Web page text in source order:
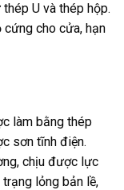
U và thép hộp.
cho cửa, hạn
làm bằng thép
sơn tĩnh điện.
chịu được lực
lỏng bản lề,